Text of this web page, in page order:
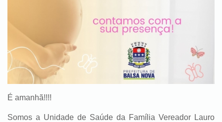
É amanhã!!!!
Somos a Unidade de Saúde da Família Vereador Lauro